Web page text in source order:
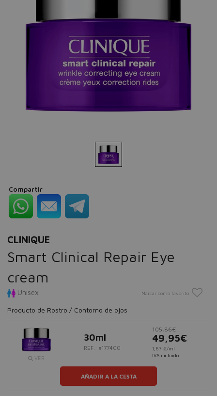
Compartir
CLINIQUE
Smart Clinical Repair Eye
cream
Unisex Marcar como favorito
Producto de Rostro / Contorno de ojos
VER
30ml
REF.: #177400
105,86€
49,95€
1,67 €/ml
IVA incluido
AÑADIR A LA CESTA